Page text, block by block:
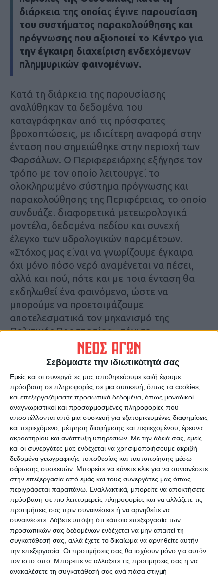
Σεβόμαστε την ιδιωτικότητά σας
Εμείς και οι συνεργάτες μας αποθηκεύουμε και/ή έχουμε
πρόσβαση σε πληροφορίες σε μια συσκευή, όπως τα cookies,
και επεξεργαζόμαστε προσωπικά δεδομένα, όπως μοναδικοί
αναγνωριστικοί και προσαρμοσμένες πληροφορίες που
αποστέλλονται από μια συσκευή για εξατομικευμένες διαφημίσεις
και περιεχόμενο, μέτρηση διαφήμισης και περιεχομένου, έρευνα
ακροατηρίου και ανάπτυξη υπηρεσιών. Με την άδειά σας, εμείς
και οι συνεργάτες μας ενδέχεται να χρησιμοποιήσουμε ακριβή
δεδομένα γεωγραφικής τοποθεσίας και ταυτοποίησης μέσω
σάρωσης συσκευών. Μπορείτε να κάνετε κλικ για να συναινέσετε
στην επεξεργασία από εμάς και τους συνεργάτες μας όπως
περιγράφεται παραπάνω. Εναλλακτικά, μπορείτε να αποκτήσετε
πρόσβαση σε πιο λεπτομερείς πληροφορίες και να αλλάξετε τις
προτιμήσεις σας πριν συναινέσετε ή να αρνηθείτε να
συναινέσετε. Λάβετε υπόψη ότι κάποια επεξεργασία των
προσωπικών σας δεδομένων ενδέχεται να μην απαιτεί τη
συγκατάθεσή σας, αλλά έχετε το δικαίωμα να αρνηθείτε αυτήν
την επεξεργασία. Οι προτιμήσεις σας θα ισχύουν μόνο για αυτόν
τον ιστότοπο. Μπορείτε να αλλάξετε τις προτιμήσεις σας ή να
ανακαλέσετε τη συγκατάθεσή σας ανά πάσα στιγμή
διάρκεια της οποίας έγινε παρουσίαση
του συστήματος παρακολούθησης και
πρόγνωσης που αξιοποιεί το Κέντρο για
την έγκαιρη διαχείριση ενδεχόμενων
πλημμυρικών φαινομένων.
Κατά τη διάρκεια της παρουσίασης
αναλύθηκαν τα δεδομένα που
καταγράφηκαν από τις πρόσφατες
βροχοπτώσεις, με ιδιαίτερη αναφορά στην
ένταση που σημειώθηκε στην περιοχή των
Φαρσάλων. Ο Περιφερειάρχης εξήγησε τον
τρόπο με τον οποίο λειτουργεί το
ολοκληρωμένο σύστημα πρόγνωσης και
παρακολούθησης της Περιφέρειας, το οποίο
συνδυάζει διαφορετικά μετεωρολογικά
μοντέλα, δεδομένα πεδίου και συνεχή
έλεγχο των υδρολογικών παραμέτρων.
«Στόχος μας είναι να γνωρίζουμε έγκαιρα
όχι μόνο πόσο νερό αναμένεται να πέσει,
αλλά και πού, πότε και με ποια ένταση θα
εκδηλωθεί ένα φαινόμενο, ώστε να
μπορούμε να προετοιμάζουμε
αποτελεσματικά τον μηχανισμό της
Πολιτικής Προστασίας», τόνισε.
Ιδιαίτερη έμφαση δόθηκε στη σημασία της
συνεχούς παρακολούθησης των ποταμών,
των ρεμάτων και των κρίσιμων υποδομών
μέσω εξειδικευμένων εργαλείων
πρόγνωσης και τηλεμετρικών σταθμών.
Όπως παρουσιάστηκε, οι πρόσφατες
βροχοπτώσεις, παρότι κατά τόπους ήταν
ιδιαίτερα έντονες, δεν προκάλεσαν
προβλήματα στο ποτάμιο σύστημα της
περιοχής, καθώς οι στάθμες παρέμειναν σε
ασφαλή επίπεδα και οι υποδομές
ανταποκρίθηκαν αποτελεσματικά.
Ο Περιφερειάρχης εξήγησε ότι σε ορισμένες
περιπτώσεις καταγράφηκαν πολύ μεγάλες
ποσότητες βροχής σε σύντομο χρονικό